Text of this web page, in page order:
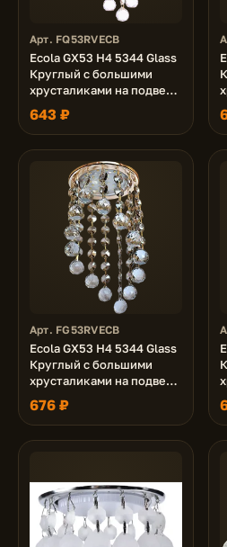
Арт. FQ53RVECB
Ecola GX53 H4 5344 Glass
Круглый с большими
хрусталиками на подвесе
"под скос" Прозрачный /
Золото 225x110 (к+)
643 ₽
Арт. FG53RVECB
Ecola GX53 H4 5344 Glass
Круглый с большими
хрусталиками на подвесе
"под скос" Тонированный
/Золото 225x110 (к+)
676 ₽
/